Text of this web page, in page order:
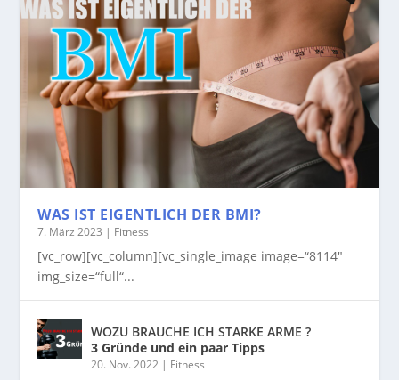
WAS IST EIGENTLICH DER BMI?
7. März 2023 | Fitness
[vc_row][vc_column][vc_single_image image=“8114″
img_size=“full“...
WOZU BRAUCHE ICH STARKE ARME ?
3 Gründe und ein paar Tipps
20. Nov. 2022 | Fitness